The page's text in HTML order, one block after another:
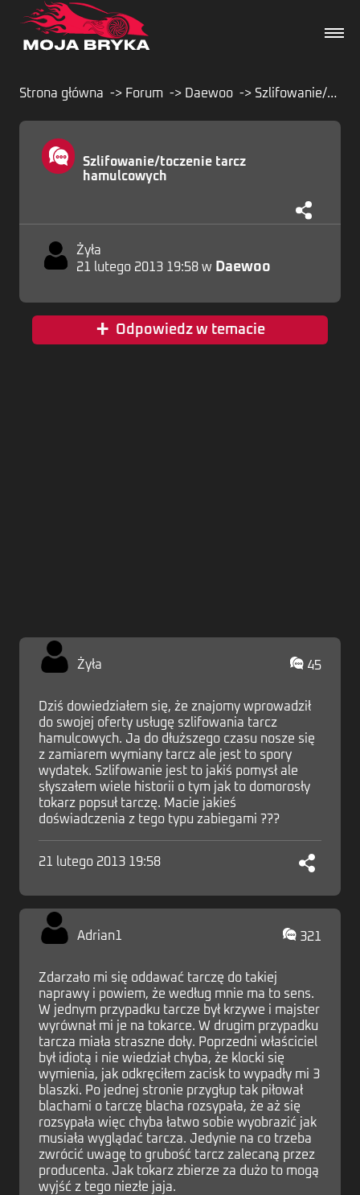
Artykuły
Strona główna Forum Daewoo Szlifowanie/toczenie tarcz hamulcowych
Szlifowanie/toczenie tarcz
hamulcowych
Żyła
21 lutego 2013 19:58 w Daewoo
+ Odpowiedz w temacie
Żyła 45
Dziś dowiedziałem się, że znajomy wprowadził
do swojej oferty usługę szlifowania tarcz
hamulcowych. Ja do dłuższego czasu nosze się
z zamiarem wymiany tarcz ale jest to spory
wydatek. Szlifowanie jest to jakiś pomysł ale
słyszałem wiele historii o tym jak to domorosły
tokarz popsuł tarczę. Macie jakieś
doświadczenia z tego typu zabiegami ???
21 lutego 2013 19:58
Adrian1 321
Zdarzało mi się oddawać tarczę do takiej
naprawy i powiem, że według mnie ma to sens.
W jednym przypadku tarcze był krzywe i majster
wyrównał mi je na tokarce. W drugim przypadku
tarcza miała straszne doły. Poprzedni właściciel
był idiotą i nie wiedział chyba, że klocki się
wymienia, jak odkręciłem zacisk to wypadły mi 3
blaszki. Po jednej stronie przygłup tak piłował
blachami o tarczę blacha rozsypała, że aż się
rozsypała więc chyba łatwo sobie wyobrazić jak
musiała wyglądać tarcza. Jedynie na co trzeba
zwrócić uwagę to grubość tarcz zalecaną przez
producenta. Jak tokarz zbierze za dużo to mogą
wyjść z tego niezłe jaja.